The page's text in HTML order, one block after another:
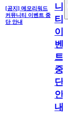
[공지] 메모리워드
커뮤니티 이벤트 중
단 안내
니
티
이
벤
트
중
단
안
내